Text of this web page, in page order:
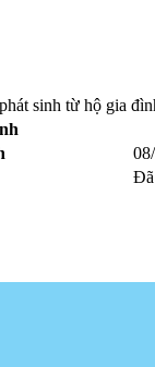
sinh từ hộ gia
Đã